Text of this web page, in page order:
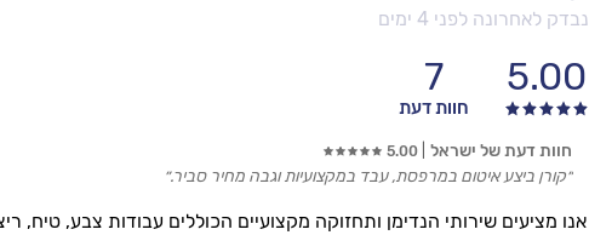
נבדק לאחרונה לפני 4 ימים
5.00
7
חוות דעת
אנו מציעים שירותי הנדימן ותחזוקה מקצועיים הכוללים עבודות צבע, טיח,
חוות דעת של ישראל 5.00
״קורן ביצע איטום במרפסת, עבד במקצועיות וגבה מחיר סביר.״